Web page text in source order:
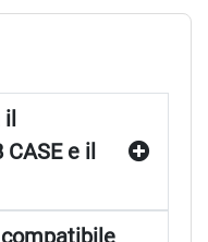
il
CASE e il